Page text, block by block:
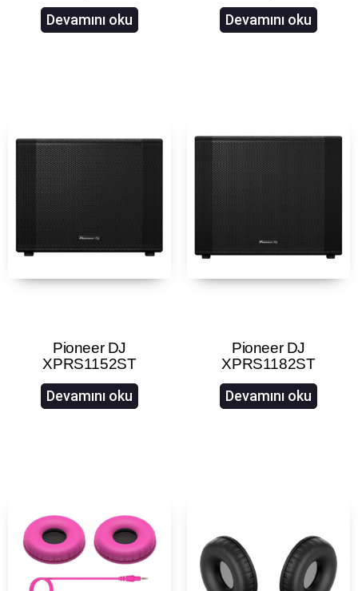
Devamını oku
Devamını oku
Pioneer DJ
XPRS1152ST
Devamını oku
Pioneer DJ
XPRS1182ST
Devamını oku